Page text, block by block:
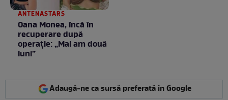
ANTENASTARS
Oana Monea, încă în
recuperare după
operație: „Mai am două
luni”
Adaugă-ne ca sursă preferată în Google